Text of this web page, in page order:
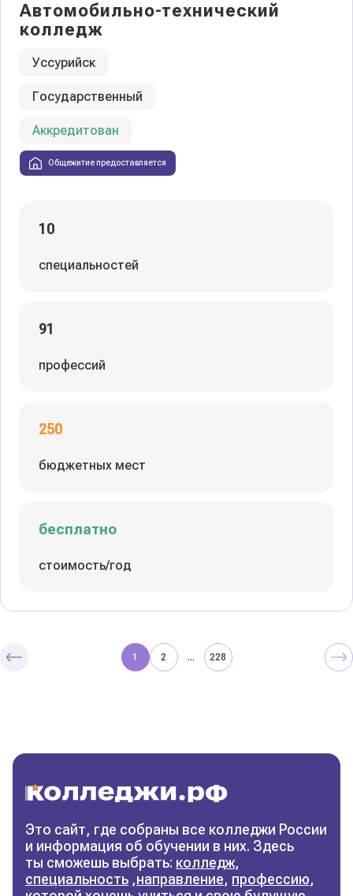
Автомобильно-технический
колледж
Уссурийск
Государственный
Аккредитован
Общежитие предоставляется
10
специальностей
91
профессий
250
бюджетных мест
бесплатно
стоимость/год
колледж
Фильтры
Сбросить фильтры
1 2 ... 228
Это сайт, где собраны все колледжи России
и информация об обучении в них. Здесь
ты сможешь выбрать: колледж,
специальность ,направление, профессию,